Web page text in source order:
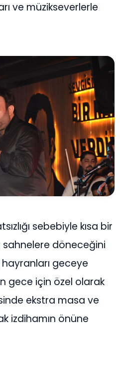
ve müzikseverlerle
sebebiyle kısa bir
döneceğini
geceye
gece için özel olarak
ekstra masa ve
izdihamın önüne